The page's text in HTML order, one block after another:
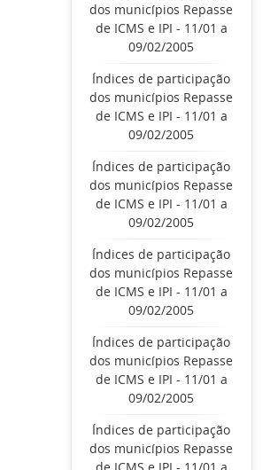
dos municípios Repasse
de ICMS e IPI - 11/01 a
09/02/2005
Índices de participação
dos municípios Repasse
de ICMS e IPI - 11/01 a
09/02/2005
Índices de participação
dos municípios Repasse
de ICMS e IPI - 11/01 a
09/02/2005
Índices de participação
dos municípios Repasse
de ICMS e IPI - 11/01 a
09/02/2005
Índices de participação
dos municípios Repasse
de ICMS e IPI - 11/01 a
09/02/2005
Índices de participação
dos municípios Repasse